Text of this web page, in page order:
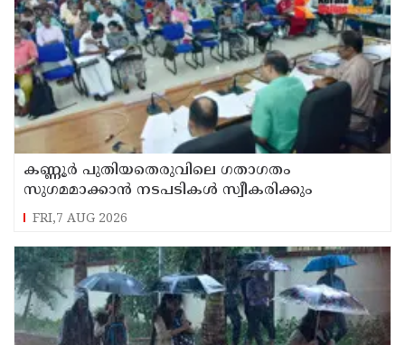
കണ്ണൂർ പുതിയതെരുവിലെ ഗതാഗതം
സുഗമമാക്കാന്‍ നടപടികള്‍ സ്വീകരിക്കും
FRI,7 AUG 2026